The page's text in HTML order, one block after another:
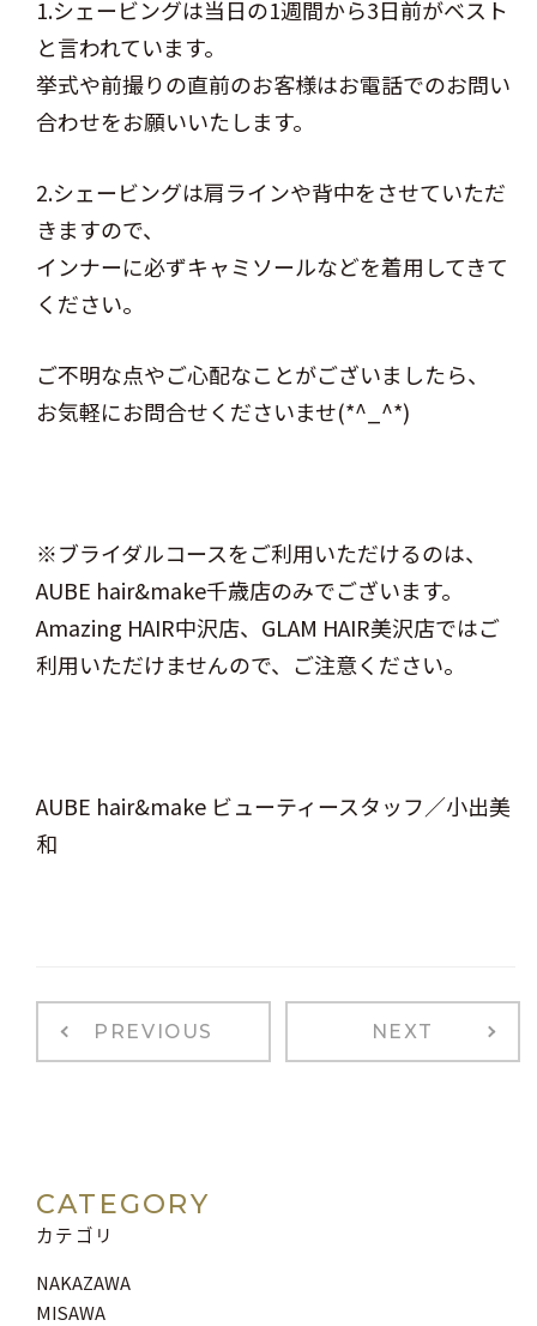
1.シェービングは当日の1週間から3日前がベスト
と言われています。
挙式や前撮りの直前のお客様はお電話でのお問い
合わせをお願いいたします。
2.シェービングは肩ラインや背中をさせていただ
きますので、
インナーに必ずキャミソールなどを着用してきて
ください。
ご不明な点やご心配なことがございましたら、
お気軽にお問合せくださいませ(*^_^*)
※ブライダルコースをご利用いただけるのは、
AUBE hair&make千歳店のみでございます。
Amazing HAIR中沢店、GLAM HAIR美沢店ではご
利用いただけませんので、ご注意ください。
AUBE hair&make ビューティースタッフ／小出美
和
PREVIOUS NEXT
CATEGORY
カテゴリ
NAKAZAWA
MISAWA